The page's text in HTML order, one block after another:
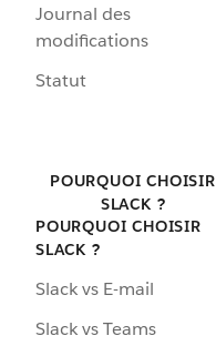
Journal des
modifications
Statut
POURQUOI CHOISIR
SLACK ?
POURQUOI CHOISIR
SLACK ?
Slack vs E-mail
Slack vs Teams